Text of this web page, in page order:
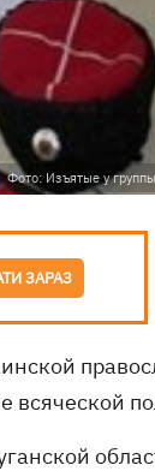
Фото: Изъятые у
ЗАРАЗ
всяческой